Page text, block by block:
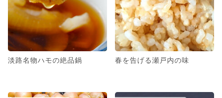
淡路名物ハモの絶品鍋 春を告げる瀬戸内の味